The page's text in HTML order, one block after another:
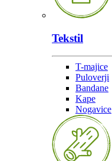
Tekstil
T-majice
Puloverji
Bandane
Kape
Nogavice